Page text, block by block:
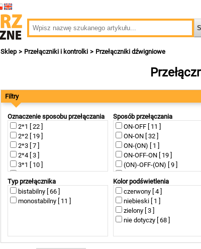
Sklep Przełączniki i kontrolki Przełączniki dźwigniowe
Filtry
Oznaczenie sposobu przełączania
2*1 [ 22 ]
2*2 [ 19 ]
2*3 [ 7 ]
2*4 [ 3 ]
3*1 [ 10 ]
3*3 [ 1 ]
3*4 [ 1 ]
Sposób przełączania
ON-OFF [ 11 ]
ON-ON [ 32 ]
ON-(ON) [ 1 ]
ON-OFF-ON [ 19 ]
(ON)-OFF-(ON) [ 9 ]
ON-OFF+OFF-ON [ 3 ]
Typ przełącznika
bistabilny [ 66 ]
monostabilny [ 11 ]
Kolor podświetlenia
czerwony [ 4 ]
niebieski [ 1 ]
zielony [ 3 ]
nie dotyczy [ 68 ]